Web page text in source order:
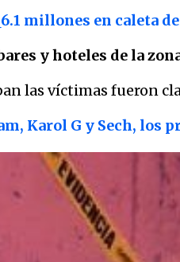
millones en caleta
y hoteles de la
las víctimas fueron
Karol G y Sech, los